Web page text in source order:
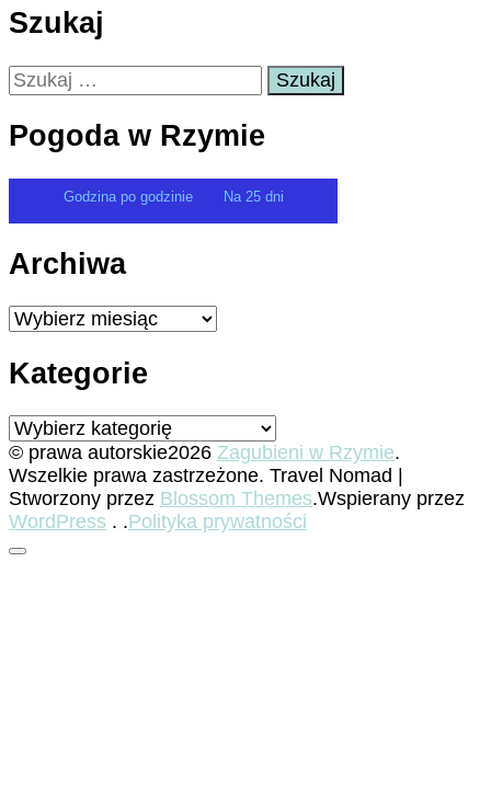
Szukaj
Szukaj:
Pogoda w Rzymie
Godzina po godzinie Na 25 dni
Archiwa
Archiwa
Kategorie
Kategorie
© prawa autorskie2026 Zagubieni w Rzymie.
Wszelkie prawa zastrzeżone. Travel Nomad |
Stworzony przez Blossom Themes.Wspierany przez
WordPress . .Polityka prywatności